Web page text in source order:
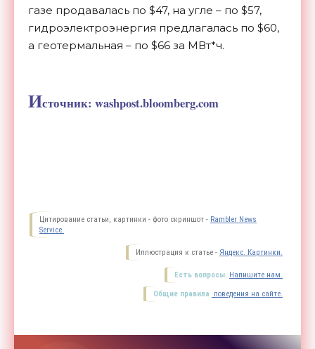
газе продавалась по $47, на угле – по $57,
гидроэлектроэнергия предлагалась по $60,
а геотермальная – по $66 за МВт*ч.
Источник: washpost.bloomberg.com
Цитирование статьи, картинки - фото скриншот - Rambler News
Service.
Иллюстрация к статье - Яндекс. Картинки.
Есть вопросы. Напишите нам.
Общие правила поведения на сайте.